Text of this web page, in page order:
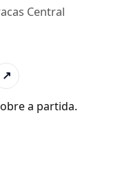
Central
↗
a partida.